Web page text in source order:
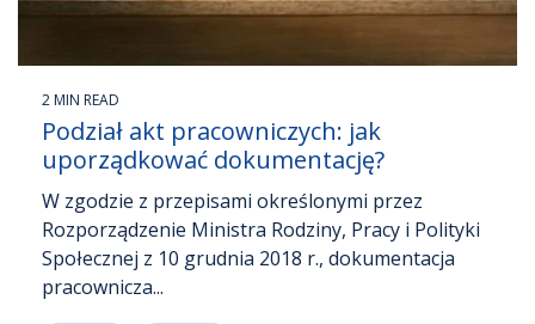
2 MIN READ
Podział akt pracowniczych: jak
uporządkować dokumentację?
W zgodzie z przepisami określonymi przez
Rozporządzenie Ministra Rodziny, Pracy i Polityki
Społecznej z 10 grudnia 2018 r., dokumentacja
pracownicza...